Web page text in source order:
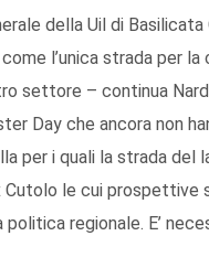
della Uil di Basilicata
l’unica strada per
settore – continua
Day che ancora non
per i quali la strada del
le cui prospettive
regionale. E’